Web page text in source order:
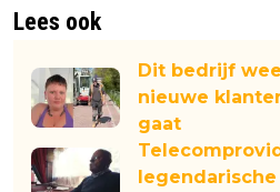
Lees ook
Dit bedrijf
nieuwe
gaat
legendarische